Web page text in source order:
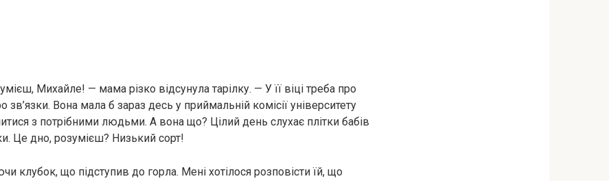
Михайле! — мама різко відсунула тарілку. — У її віці треба про
зв’язки. Вона мала б зараз десь у приймальній комісії університету
з потрібними людьми. А вона що? Цілий день слухає плітки бабів
Це дно, розумієш? Низький сорт!
клубок, що підступив до горла. Мені хотілося розповісти їй, що